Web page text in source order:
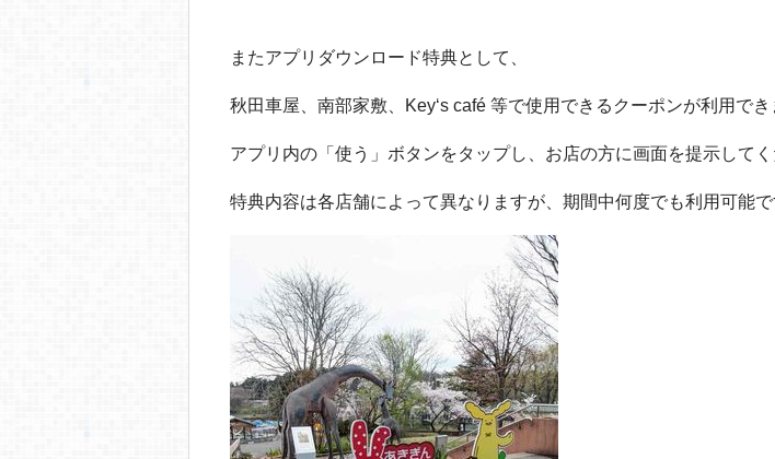
またアプリダウンロード特典として、
秋田車屋、南部家敷、Key‘s café 等で使用できるクーポンが利用でき
アプリ内の「使う」ボタンをタップし、お店の方に画面を提示してく
特典内容は各店舗によって異なりますが、期間中何度でも利用可能で